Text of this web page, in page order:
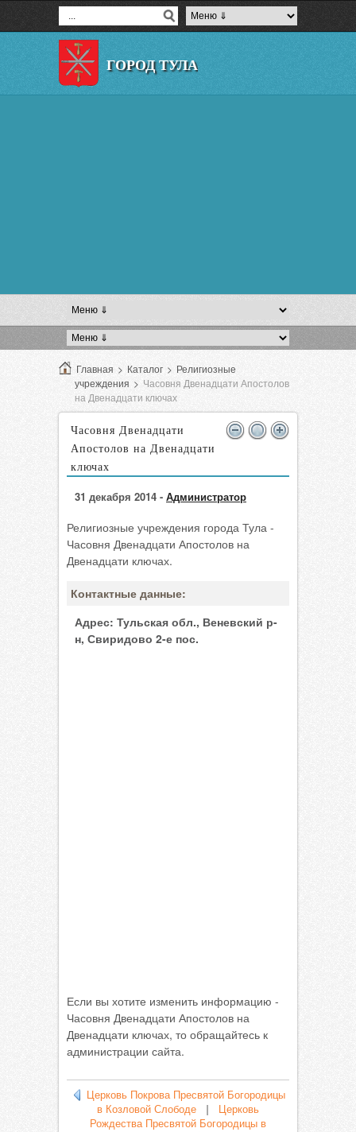
ГОРОД ТУЛА
Главная > Каталог > Религиозные
учреждения > Часовня Двенадцати Апостолов
на Двенадцати ключах
Часовня Двенадцати
Апостолов на Двенадцати
ключах
31 декабря 2014 - Администратор
Религиозные учреждения города Тула -
Часовня Двенадцати Апостолов на
Двенадцати ключах.
Контактные данные:
Адрес: Тульская обл., Веневский р-
н, Свиридово 2-е пос.
Если вы хотите изменить информацию -
Часовня Двенадцати Апостолов на
Двенадцати ключах, то обращайтесь к
администрации сайта.
Церковь Покрова Пресвятой Богородицы
в Козловой Слободе
Церковь
Рождества Пресвятой Богородицы в